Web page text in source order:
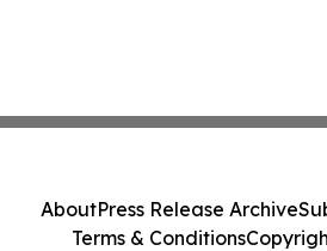
AboutPress Release Archive
Terms & Conditions